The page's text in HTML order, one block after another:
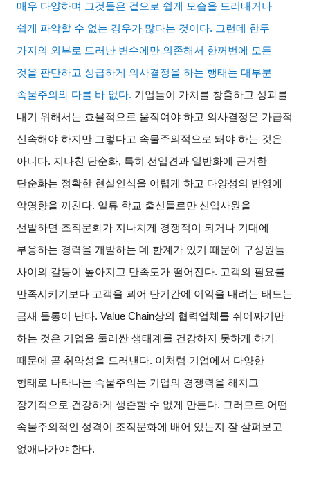
매우 다양하며 그것들은 겉으로 쉽게 모습을 드러내거나
쉽게 파악할 수 없는 경우가 많다는 것이다. 그런데 한두
가지의 외부로 드러난 변수에만 의존해서 한꺼번에 모든
것을 판단하고 성급하게 의사결정을 하는 행태는 대부분
속물주의와 다를 바 없다. 기업들이 가치를 창출하고 성과를
내기 위해서는 효율적으로 움직여야 하고 의사결정은 가급적
신속해야 하지만 그렇다고 속물주의적으로 돼야 하는 것은
아니다. 지나친 단순화, 특히 선입견과 일반화에 근거한
단순화는 정확한 현실인식을 어렵게 하고 다양성의 반영에
악영향을 끼친다. 일류 학교 출신들로만 신입사원을
선발하면 조직문화가 지나치게 경쟁적이 되거나 기대에
부응하는 경력을 개발하는 데 한계가 있기 때문에 구성원들
사이의 갈등이 높아지고 만족도가 떨어진다. 고객의 필요를
만족시키기보다 고객을 꾀어 단기간에 이익을 내려는 태도는
금새 들통이 난다. Value Chain상의 협력업체를 쥐어짜기만
하는 것은 기업을 둘러싼 생태계를 건강하지 못하게 하기
때문에 곧 취약성을 드러낸다. 이처럼 기업에서 다양한
형태로 나타나는 속물주의는 기업의 경쟁력을 해치고
장기적으로 건강하게 생존할 수 없게 만든다. 그러므로 어떤
속물주의적인 성격이 조직문화에 배어 있는지 잘 살펴보고
없애나가야 한다.